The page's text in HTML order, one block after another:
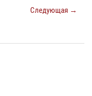
Следующая →